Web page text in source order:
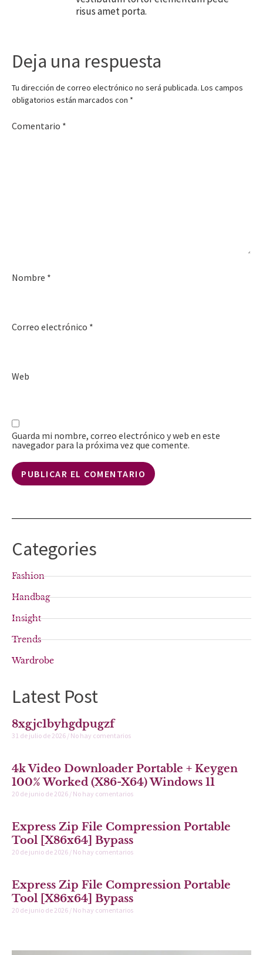
risus amet porta.
Deja una respuesta
Tu dirección de correo electrónico no será publicada. Los campos
obligatorios están marcados con *
Comentario *
Nombre *
Correo electrónico *
Web
Guarda mi nombre, correo electrónico y web en este
navegador para la próxima vez que comente.
Categories
Fashion
Handbag
Insight
Trends
Wardrobe
Latest Post
8xgjc1byhgdpugzf
31 de julio de 2026 No hay comentarios
4k Video Downloader Portable + Keygen
100% Worked (x86-X64) Windows 11
20 de junio de 2026 No hay comentarios
Express Zip File Compression Portable
Tool [x86x64] Bypass
20 de junio de 2026 No hay comentarios
Express Zip File Compression Portable
Tool [x86x64] Bypass
20 de junio de 2026 No hay comentarios